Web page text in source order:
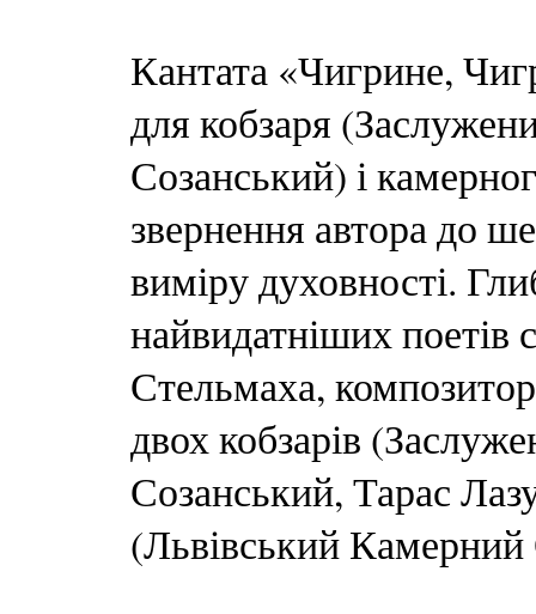
Кантата «Чигрине,
для кобзаря
Созанський) і
звернення автора до
виміру духовності.
найвидатніших поетів
Стельмаха,
двох кобзарів
Созанський, Тарас
(Львівський